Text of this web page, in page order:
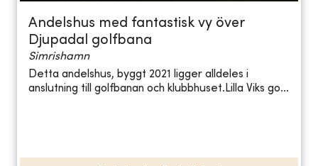
Andelshus med fantastisk vy över
Djupadal golfbana
Simrishamn
Detta andelshus, byggt 2021 ligger alldeles i
anslutning till golfbanan och klubbhuset.Lilla Viks go...